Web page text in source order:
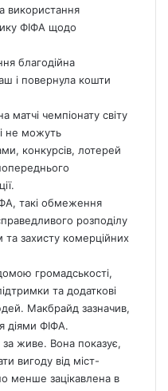
використання
ФІФА щодо
благодійна
і повернула кошти
чемпіонату світу
не можуть
конкурсів, лотерей
такі обмеження
розподілу
та захисту комерційних
громадськості,
та додаткові
Макбрайд зазначив,
діями ФІФА.
живе. Вона показує,
вигоду від міст-
менше зацікавлена в